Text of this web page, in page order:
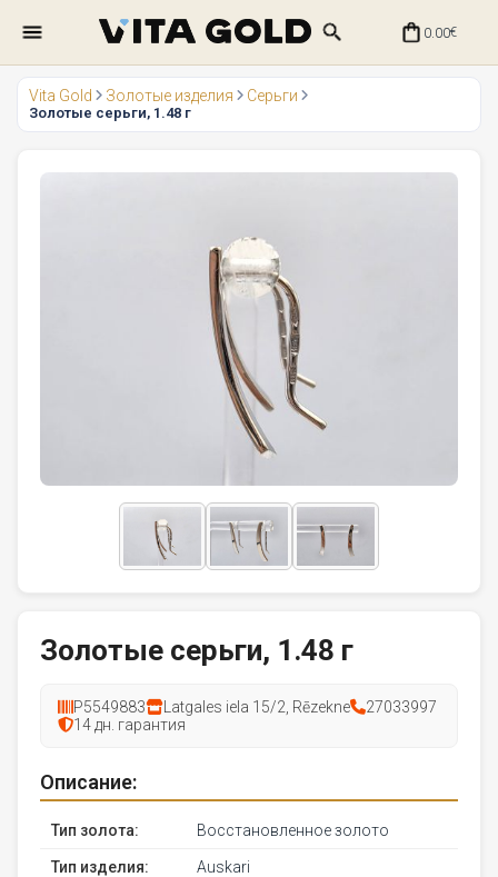
0.00€
Vita Gold Золотые изделия Серьги
Золотые серьги, 1.48 г
Золотые серьги, 1.48 г
P5549883 Latgales iela 15/2, Rēzekne
27033997
14 дн. гарантия
Описание:
Тип золота: Восстановленное золото
Тип изделия: Auskari